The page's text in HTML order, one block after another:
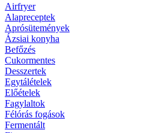
Airfryer
Alapreceptek
Aprósütemények
Ázsiai konyha
Befőzés
Cukormentes
Desszertek
Egytálételek
Előételek
Fagylaltok
Félórás fogások
Fermentált